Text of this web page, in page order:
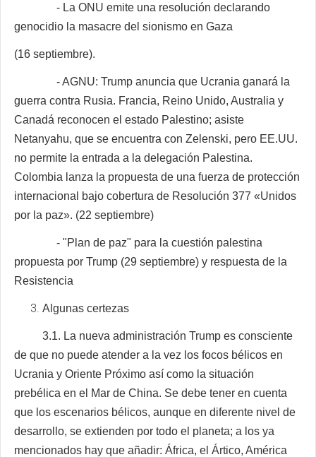
- La ONU emite una resolución declarando
genocidio la masacre del sionismo en Gaza
(16 septiembre).
- AGNU: Trump anuncia que Ucrania ganará la
guerra contra Rusia. Francia, Reino Unido, Australia y
Canadá reconocen el estado Palestino; asiste
Netanyahu, que se encuentra con Zelenski, pero EE.UU.
no permite la entrada a la delegación Palestina.
Colombia lanza la propuesta de una fuerza de protección
internacional bajo cobertura de Resolución 377 «Unidos
por la paz». (22 septiembre)
- "Plan de paz" para la cuestión palestina
propuesta por Trump (29 septiembre) y respuesta de la
Resistencia
Algunas certezas
3.1. La nueva administración Trump es consciente
de que no puede atender a la vez los focos bélicos en
Ucrania y Oriente Próximo así como la situación
prebélica en el Mar de China. Se debe tener en cuenta
que los escenarios bélicos, aunque en diferente nivel de
desarrollo, se extienden por todo el planeta; a los ya
mencionados hay que añadir: África, el Ártico, América